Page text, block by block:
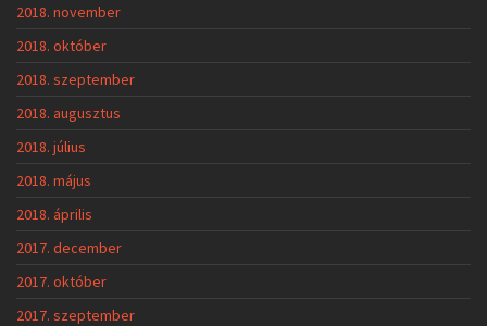
2018. november
2018. október
2018. szeptember
2018. augusztus
2018. július
2018. május
2018. április
2017. december
2017. október
2017. szeptember